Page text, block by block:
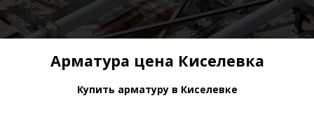
Арматура цена Киселевка
Купить арматуру в Киселевке